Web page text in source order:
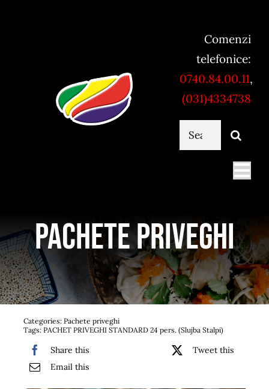
Comenzi
telefonice:
0740.84.00.11,
(031)4334738
Cautare...
Servicii catering
Bufet suedez si Coffee Break
Sushi
Pachete priveghi
Categories: Pachete priveghi
Tags: PACHET PRIVEGHI STANDARD 24 pers. (Slujba Stalpi)
Share this
Tweet this
Email this